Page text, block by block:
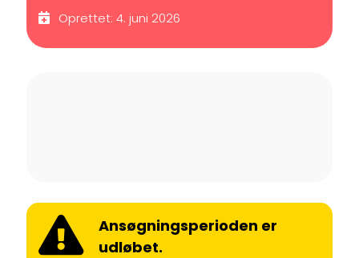
Oprettet: 4. juni 2026
Ansøgningsperioden er
udløbet.